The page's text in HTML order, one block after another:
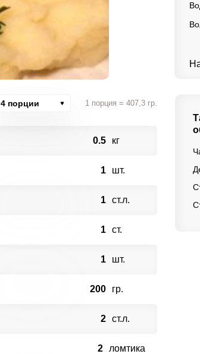
4 порции 1 порция = 407,3 гр.
0.5 кг
1 шт.
1 ст.л.
1 ст.
1 шт.
200 гр.
2 ст.л.
2 ломтика